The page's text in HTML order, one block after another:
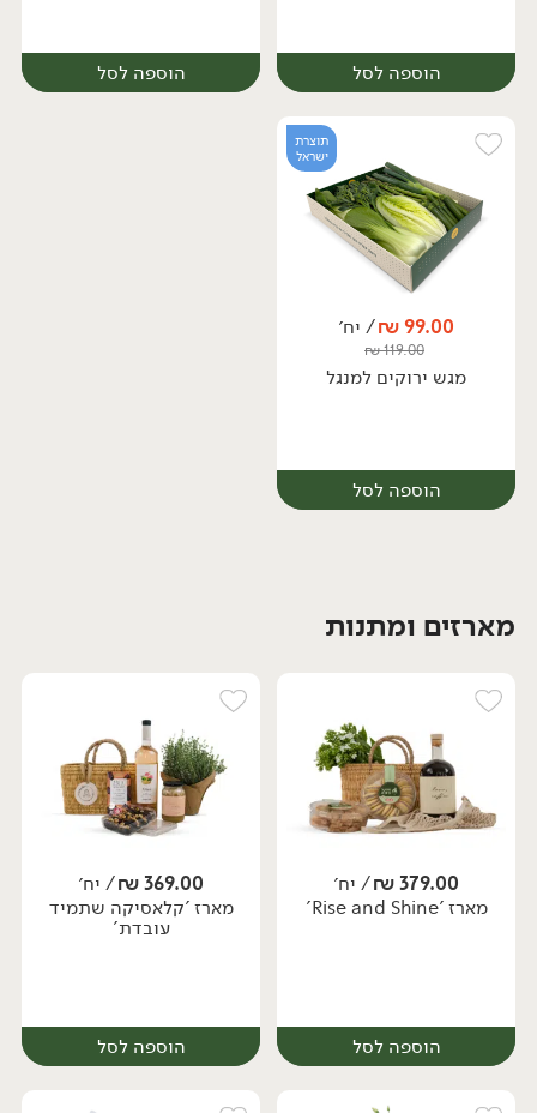
הוספה לסל
יח׳
הוספה לסל
תוצרת
ישראל
99.00
₪/ יח׳
119.00
₪
מגש ירוקים למנגל
הוספה לסל
יח׳
מארזים ומתנות
379.00
₪/ יח׳
מארז 'Rise and Shine'
הוספה לסל
369.00
₪/ יח׳
מארז 'קלאסיקה שתמיד
עובדת'
הוספה לסל